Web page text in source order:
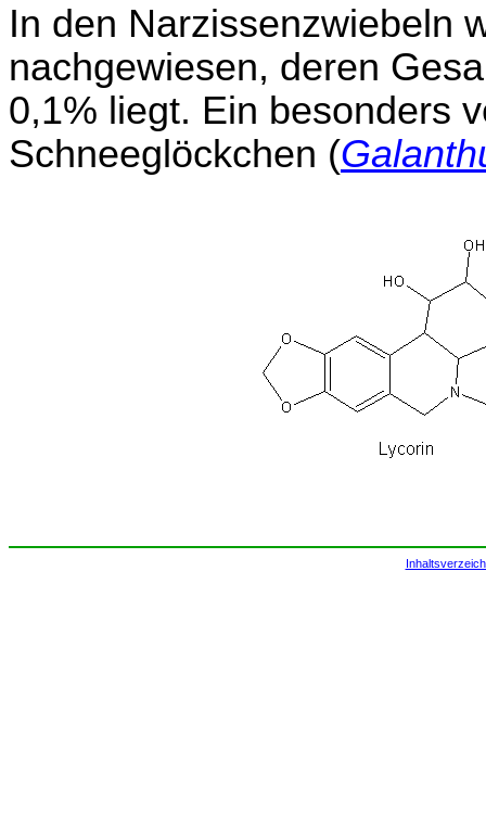
In den Narzissenzwiebeln
nachgewiesen, deren
0,1% liegt. Ein besonders
Schneeglöckchen (